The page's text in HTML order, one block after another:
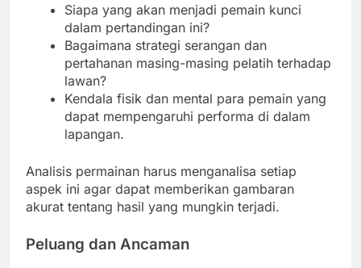
Siapa yang akan menjadi pemain kunci
dalam pertandingan ini?
Bagaimana strategi serangan dan
pertahanan masing-masing pelatih terhadap
lawan?
Kendala fisik dan mental para pemain yang
dapat mempengaruhi performa di dalam
lapangan.
Analisis permainan harus menganalisa setiap
aspek ini agar dapat memberikan gambaran
akurat tentang hasil yang mungkin terjadi.
Peluang dan Ancaman